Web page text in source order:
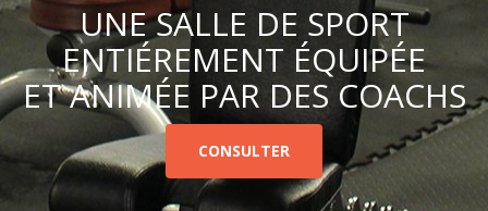
UNE SALLE DE SPORT
ENTIÉREMENT ÉQUIPÉE
ET ANIMÉE PAR DES COACHS
CONSULTER